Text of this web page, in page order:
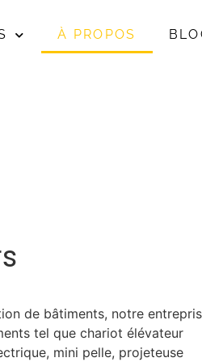
À PROPOS
de bâtiments, notre
tel que chariot élévateur
mini pelle, projeteuse